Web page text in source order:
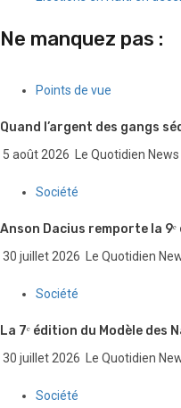
Ne manquez pas :
Points de vue
Quand l’argent des gangs
5 août 2026 Le Quotidien News
Société
Anson Dacius remporte la
30 juillet 2026 Le Quotidien
Société
La 7ᵉ édition du Modèle
30 juillet 2026 Le Quotidien
Société